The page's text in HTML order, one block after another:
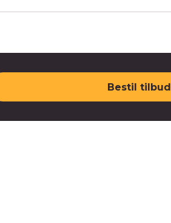
Bestil tilbud